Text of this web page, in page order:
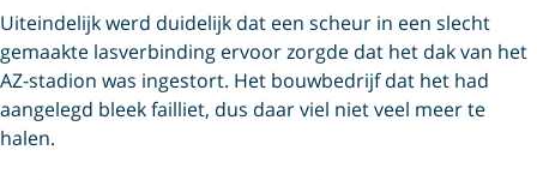
Uiteindelijk werd duidelijk dat een scheur in een slecht
gemaakte lasverbinding ervoor zorgde dat het dak van het
AZ-stadion was ingestort. Het bouwbedrijf dat het had
aangelegd bleek failliet, dus daar viel niet veel meer te
halen.